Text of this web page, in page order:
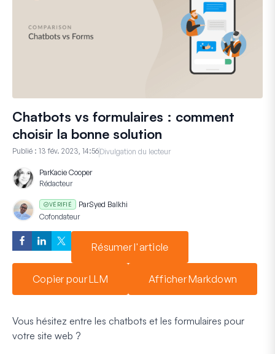
Chatbots vs formulaires : comment
choisir la bonne solution
Publié : 13 fév. 2023, 14:56Divulgation du lecteur
ParKacie Cooper
Rédacteur
VÉRIFIÉ ParSyed Balkhi
Cofondateur
Résumer l'article
Copier pour LLM Afficher Markdown
Vous hésitez entre les chatbots et les formulaires pour
votre site web ?